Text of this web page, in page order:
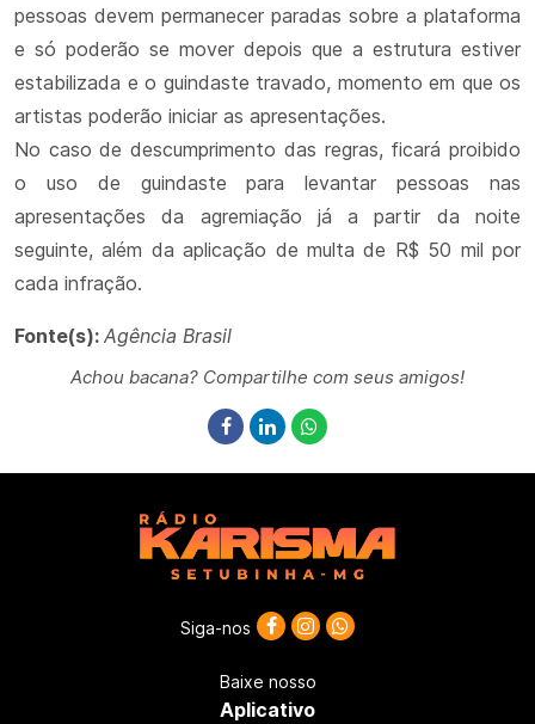
pessoas devem permanecer paradas sobre a plataforma
e só poderão se mover depois que a estrutura estiver
estabilizada e o guindaste travado, momento em que os
artistas poderão iniciar as apresentações.
No caso de descumprimento das regras, ficará proibido
o uso de guindaste para levantar pessoas nas
apresentações da agremiação já a partir da noite
seguinte, além da aplicação de multa de R$ 50 mil por
cada infração.
Fonte(s): Agência Brasil
Achou bacana? Compartilhe com seus amigos!
Siga-nos
Baixe nosso
Aplicativo